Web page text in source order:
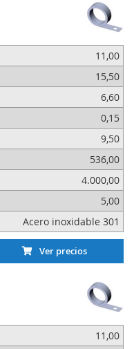
11,00
15,50
6,60
0,15
9,50
536,00
4.000,00
5,00
Acero inoxidable 301
Ver precios
11,00